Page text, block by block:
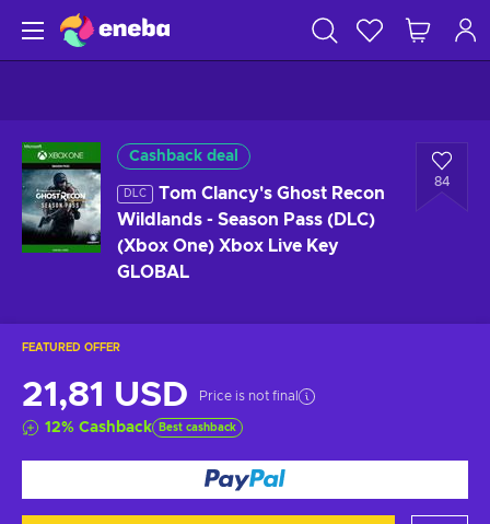
Cashback deal
DLC
Tom Clancy's Ghost Recon
Wildlands - Season Pass (DLC)
(Xbox One) Xbox Live Key
GLOBAL
84
FEATURED OFFER
21,81 USD Price is not final
12% Cashback Best cashback